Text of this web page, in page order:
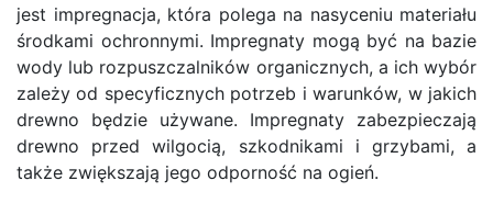
jest impregnacja, która polega na nasyceniu materiału
środkami ochronnymi. Impregnaty mogą być na bazie
wody lub rozpuszczalników organicznych, a ich wybór
zależy od specyficznych potrzeb i warunków, w jakich
drewno będzie używane. Impregnaty zabezpieczają
drewno przed wilgocią, szkodnikami i grzybami, a
także zwiększają jego odporność na ogień.